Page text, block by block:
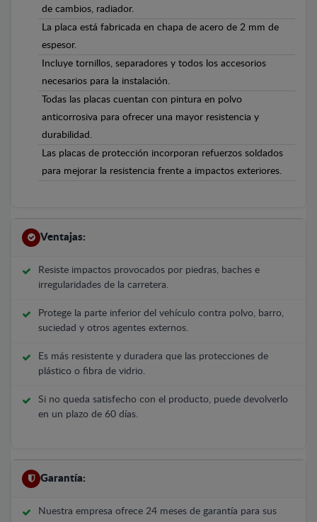
de cambios, radiador.
La placa está fabricada en chapa de acero de 2 mm de
espesor.
Incluye tornillos, separadores y todos los accesorios
necesarios para la instalación.
Todas las placas cuentan con pintura en polvo
anticorrosiva para ofrecer una mayor resistencia y
durabilidad.
Las placas de protección incorporan refuerzos soldados
para mejorar la resistencia frente a impactos exteriores.
Ventajas:
Resiste impactos provocados por piedras, baches e
irregularidades de la carretera.
Protege la parte inferior del vehículo contra polvo, barro,
suciedad y otros agentes externos.
Es más resistente y duradera que las protecciones de
plástico o fibra de vidrio.
Si no queda satisfecho con el producto, puede devolverlo
en un plazo de 60 días.
Garantía:
Nuestra empresa ofrece 24 meses de garantía para sus